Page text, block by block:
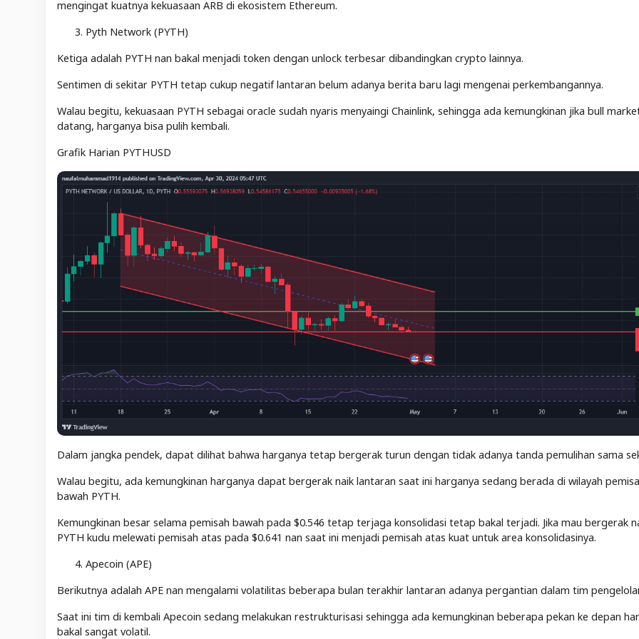
mengingat kuatnya kekuasaan ARB di ekosistem Ethereum.
Pyth Network (PYTH)
Ketiga adalah PYTH nan bakal menjadi token dengan unlock terbesar dibandingkan crypto lainnya.
Sentimen di sekitar PYTH tetap cukup negatif lantaran belum adanya berita baru lagi mengenai perkembangannya.
Walau begitu, kekuasaan PYTH sebagai oracle sudah nyaris menyaingi Chainlink, sehingga ada kemungkinan jika bull
datang, harganya bisa pulih kembali.
Grafik Harian PYTHUSD
Dalam jangka pendek, dapat dilihat bahwa harganya tetap bergerak turun dengan tidak adanya tanda pemulihan sama
Walau begitu, ada kemungkinan harganya dapat bergerak naik lantaran saat ini harganya sedang berada di wilayah
bawah PYTH.
Kemungkinan besar selama pemisah bawah pada $0.546 tetap terjaga konsolidasi tetap bakal terjadi. Jika mau bergerak
PYTH kudu melewati pemisah atas pada $0.641 nan saat ini menjadi pemisah atas kuat untuk area konsolidasinya.
Apecoin (APE)
Berikutnya adalah APE nan mengalami volatilitas beberapa bulan terakhir lantaran adanya pergantian dalam tim
Saat ini tim di kembali Apecoin sedang melakukan restrukturisasi sehingga ada kemungkinan beberapa pekan ke depan
bakal sangat volatil.